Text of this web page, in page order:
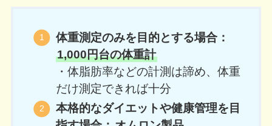
体重測定のみを目的とする場合：
1,000円台の体重計
・体脂肪率などの計測は諦め、体重
だけ測定できれば十分
本格的なダイエットや健康管理を目